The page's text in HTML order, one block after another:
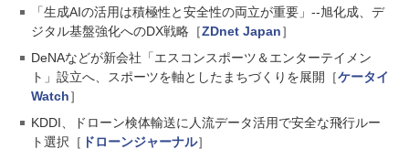
「生成AIの活用は積極性と安全性の両立が重要」--旭化成、デ
ジタル基盤強化へのDX戦略［ZDnet Japan］
DeNAなどが新会社「エスコンスポーツ＆エンターテイメン
ト」設立へ、スポーツを軸としたまちづくりを展開［ケータイ
Watch］
KDDI、ドローン検体輸送に人流データ活用で安全な飛行ルー
ト選択［ ドローンジャーナル］